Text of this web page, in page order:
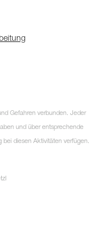
Gefahren verbunden. Jeder
und über entsprechende
bei diesen Aktivitäten verfügen.